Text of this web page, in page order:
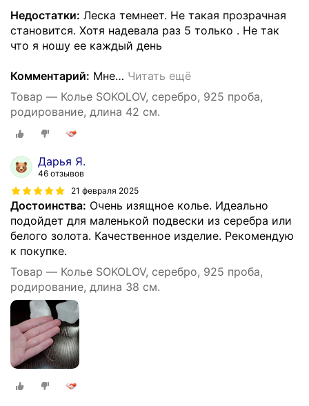
Недостатки: Леска темнеет. Не такая прозрачная
становится. Хотя надевала раз 5 только . Не так
что я ношу ее каждый день
Комментарий: Мне… Читать ещё
Товар — Колье SOKOLOV, серебро, 925 проба,
родирование, длина 42 см.
Дарья Я.
46 отзывов
21 февраля 2025
Достоинства: Очень изящное колье. Идеально
подойдет для маленькой подвески из серебра или
белого золота. Качественное изделие. Рекомендую
к покупке.
Товар — Колье SOKOLOV, серебро, 925 проба,
родирование, длина 38 см.